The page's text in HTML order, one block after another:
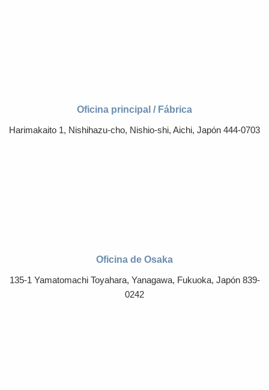
Oficina principal / Fábrica
Harimakaito 1, Nishihazu-cho, Nishio-shi, Aichi, Japón 444-0703
Oficina de Osaka
135-1 Yamatomachi Toyahara, Yanagawa, Fukuoka, Japón 839-
0242